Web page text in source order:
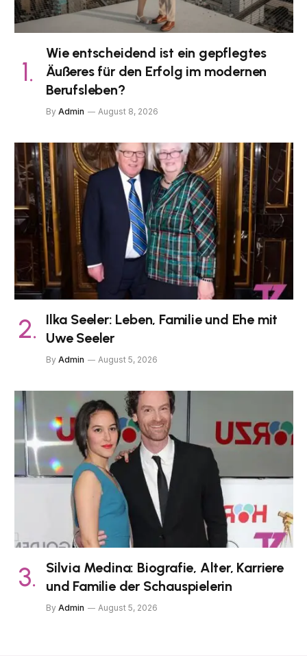
Wie entscheidend ist ein gepflegtes
Äußeres für den Erfolg im modernen
Berufsleben?
By Admin August 8, 2026
Ilka Seeler: Leben, Familie und Ehe mit
Uwe Seeler
By Admin August 5, 2026
Silvia Medina: Biografie, Alter, Karriere
und Familie der Schauspielerin
By Admin August 5, 2026